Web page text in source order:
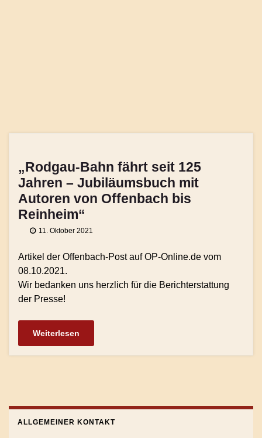
„Rodgau-Bahn fährt seit 125
Jahren – Jubiläumsbuch mit
Autoren von Offenbach bis
Reinheim“
11. Oktober 2021
Artikel der Offenbach-Post auf OP-Online.de vom
08.10.2021.
Wir bedanken uns herzlich für die Berichterstattung
der Presse!
Weiterlesen
ALLGEMEINER KONTAKT